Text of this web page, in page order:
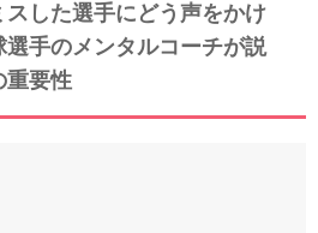
スした選手にどう声をかけ
手のメンタルコーチが説
重要性